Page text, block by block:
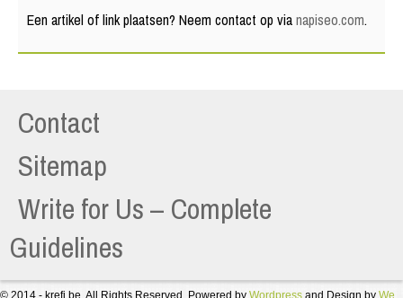
Een artikel of link plaatsen? Neem contact op vianapiseo.com.
Contact
Sitemap
Write for Us – Complete
Guidelines
© 2014 - krefi.be. All Rights Reserved. Powered by Wordpress and Design by We